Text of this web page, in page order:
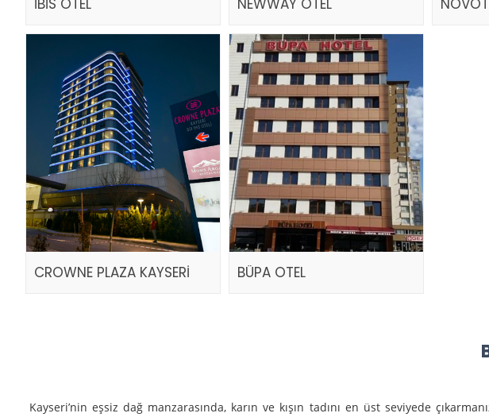
CROWNE PLAZA KAYSERİ BÜPA OTEL
Kayseri’nin eşsiz dağ manzarasında, karın ve kışın tadını en üst seviyede